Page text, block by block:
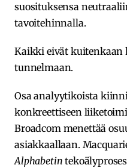
suosituksensa
tavoitehinnalla.
Kaikki eivät kuitenkaan
tunnelmaan.
Osa analyytikoista
konkreettiseen
Broadcom menettää
asiakkaallaan.
Alphabetin